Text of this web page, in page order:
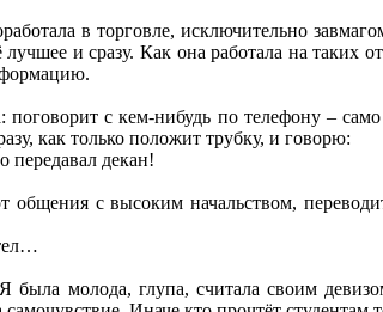
в торговле, исключительно
и сразу. Как она работала на таких
поговорит с кем-нибудь по телефону –
как только положит трубку, и говорю:
передавал декан!
общения с высоким начальством,
была молода, глупа, считала своим